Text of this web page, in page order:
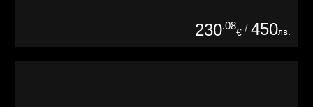
230.08
€ / 450лв.